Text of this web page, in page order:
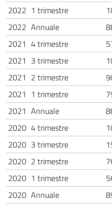
2022 1 trimestre
2022 Annuale
2021 4 trimestre
2021 3 trimestre
2021 2 trimestre
2021 1 trimestre
2021 Annuale
2020 4 trimestre
2020 3 trimestre
2020 2 trimestre
2020 1 trimestre
2020 Annuale